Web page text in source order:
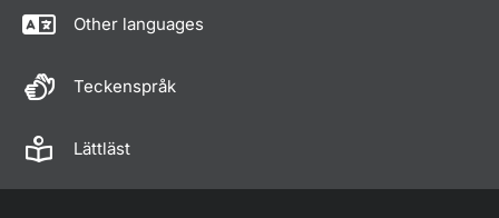
Other languages
Teckenspråk
Lättläst